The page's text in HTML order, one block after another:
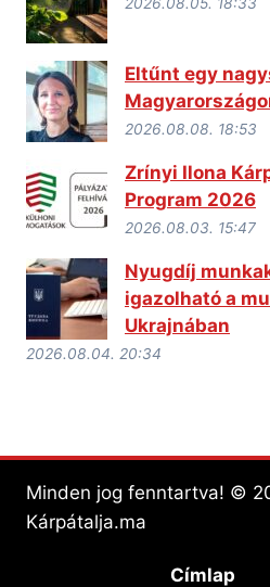
2026.08.05. 18:33
Eltűnt egy
2026.08.08. 18:53
Zrínyi Ilona
Program 2026
2026.08.03. 15:47
Nyugdíj
igazolható a
Ukrajnában
2026.08.04. 20:34
Minden jog fenntartva! ©
Kárpátalja.ma
Címlap